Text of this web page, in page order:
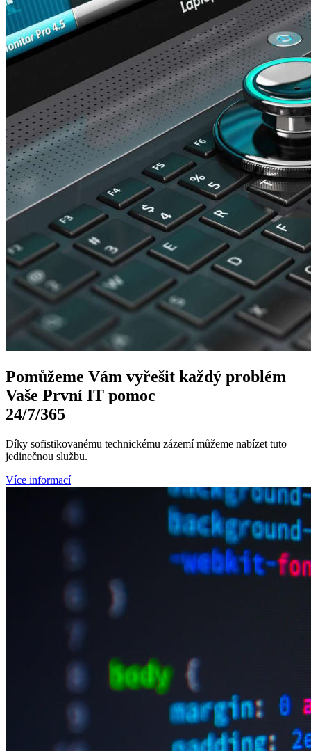
Pomůžeme Vám vyřešit každý problém
Vaše První IT pomoc
24/7/365
Díky sofistikovanému technickému zázemí můžeme nabízet tuto
jedinečnou službu.
Více informací